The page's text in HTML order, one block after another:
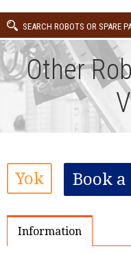
SEARCH ROBOTS OR SPARE
Other
Yok Book
Information